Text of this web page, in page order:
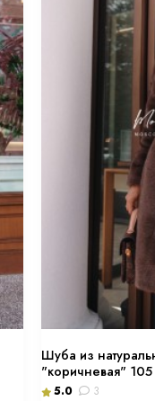
Шуба из
"коричневая" 105
5.0 3